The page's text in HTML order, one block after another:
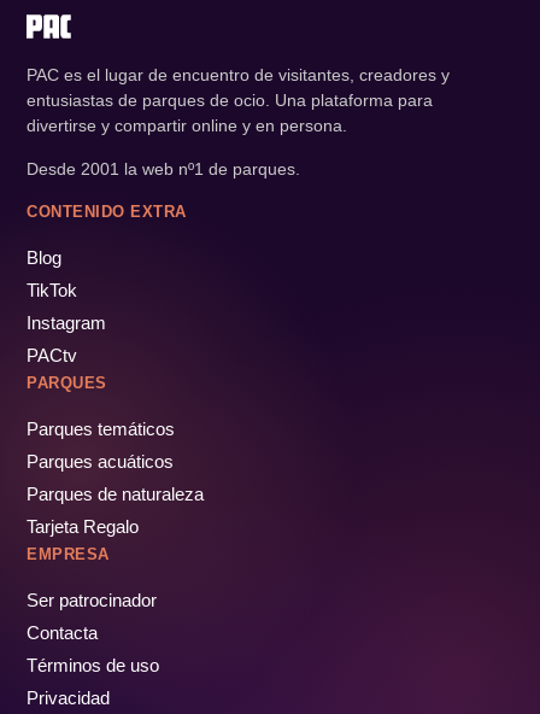
PAC es el lugar de encuentro de visitantes, creadores y
entusiastas de parques de ocio. Una plataforma para
divertirse y compartir online y en persona.
Desde 2001 la web nº1 de parques.
CONTENIDO EXTRA
Blog
TikTok
Instagram
PACtv
PARQUES
Parques temáticos
Parques acuáticos
Parques de naturaleza
Tarjeta Regalo
EMPRESA
Ser patrocinador
Contacta
Términos de uso
Privacidad